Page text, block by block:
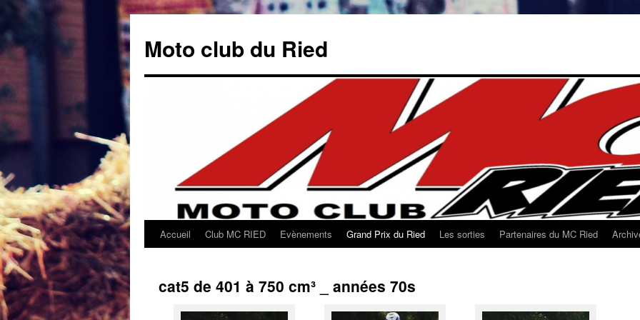
contenu
Moto club du Ried
Accueil Club MC RIED Evènements Grand Prix du Ried Les sorties Partenaires du MC Ried
cat5 de 401 à 750 cm³ _ années 70s